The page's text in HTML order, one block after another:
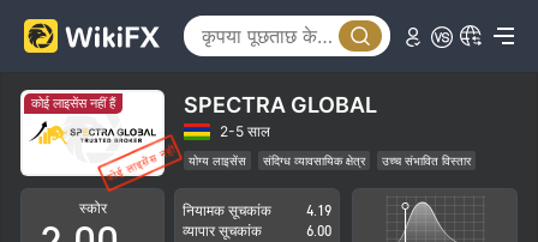
कोई लाइसेंस नहीं हैं SPECTRA GLOBAL
2-5 साल
योग्य लाइसेंस संदिग्ध व्यावसायिक क्षेत्र उच्च संभावित विस्तार
स्कोर
0
1
नियामक सूचकांक
4.19
व्यापार सूचकांक
6.00